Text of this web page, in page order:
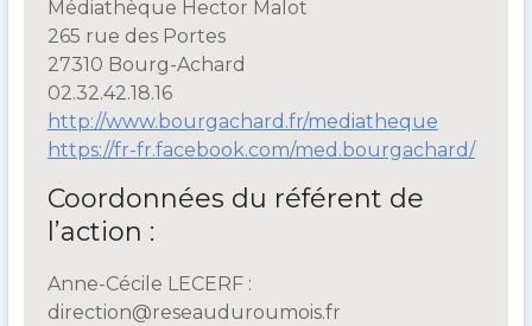
Médiathèque Hector Malot
265 rue des Portes
27310 Bourg-Achard
02.32.42.18.16
http://www.bourgachard.fr/mediatheque
https://fr-fr.facebook.com/med.bourgachard/
Coordonnées du référent de
l’action :
Anne-Cécile LECERF :
direction@reseauduroumois.fr